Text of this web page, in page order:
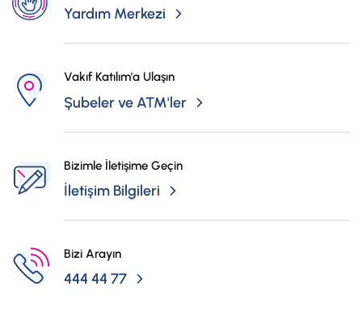
Yardım Merkezi
Vakıf Katılım'a Ulaşın
Şubeler ve ATM'ler
Bizimle İletişime Geçin
İletişim Bilgileri
Bizi Arayın
444 44 77